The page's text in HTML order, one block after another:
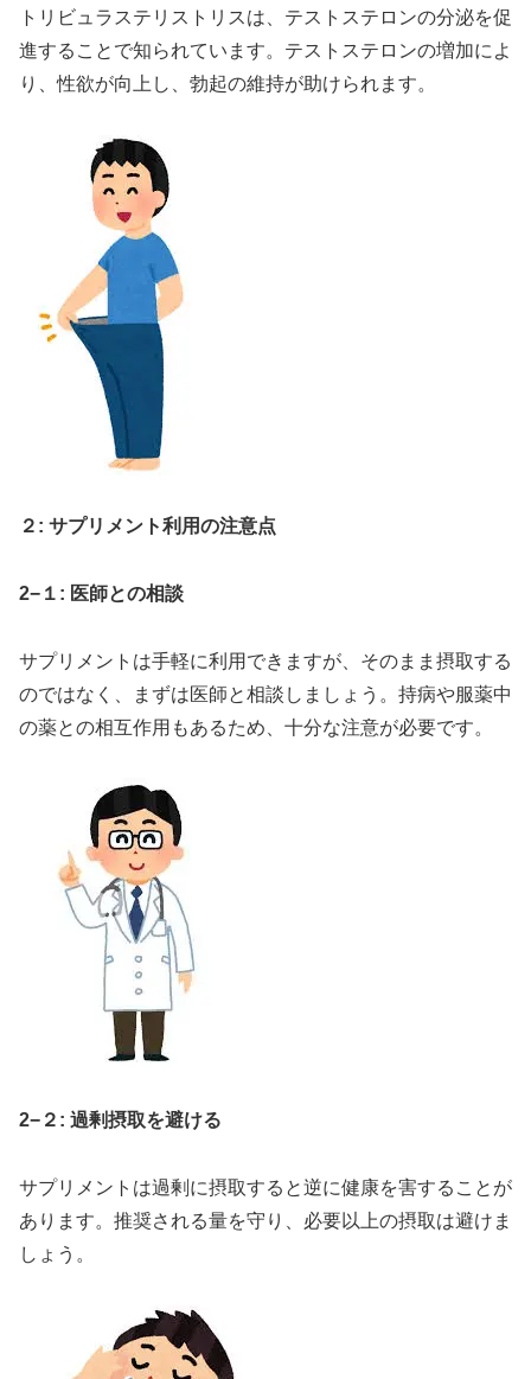
トリビュラステリストリスは、テストステロンの分泌を促
進することで知られています。テストステロンの増加によ
り、性欲が向上し、勃起の維持が助けられます。
２: サプリメント利用の注意点
2−１: 医師との相談
サプリメントは手軽に利用できますが、そのまま摂取する
のではなく、まずは医師と相談しましょう。持病や服薬中
の薬との相互作用もあるため、十分な注意が必要です。
2−２: 過剰摂取を避ける
サプリメントは過剰に摂取すると逆に健康を害することが
あります。推奨される量を守り、必要以上の摂取は避けま
しょう。